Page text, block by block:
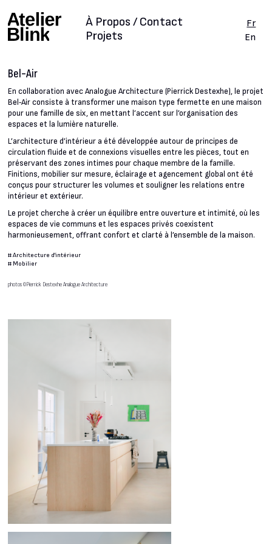
Projets
À Propos / Contact
Fr
En
Bel-Air
En collaboration avec Analogue Architecture (Pierrick Destexhe), le projet
Bel‑Air consiste à transformer une maison type fermette en une maison
pour une famille de six, en mettant l’accent sur l’organisation des
espaces et la lumière naturelle.
L’architecture d’intérieur a été développée autour de principes de
circulation fluide et de connexions visuelles entre les pièces, tout en
préservant des zones intimes pour chaque membre de la famille.
Finitions, mobilier sur mesure, éclairage et agencement global ont été
conçus pour structurer les volumes et souligner les relations entre
intérieur et extérieur.
Le projet cherche à créer un équilibre entre ouverture et intimité, où les
espaces de vie communs et les espaces privés coexistent
harmonieusement, offrant confort et clarté à l’ensemble de la maison.
#Architecture d'intérieur
# Mobilier
photos ©Pierrick Destexhe Analogue Architecture